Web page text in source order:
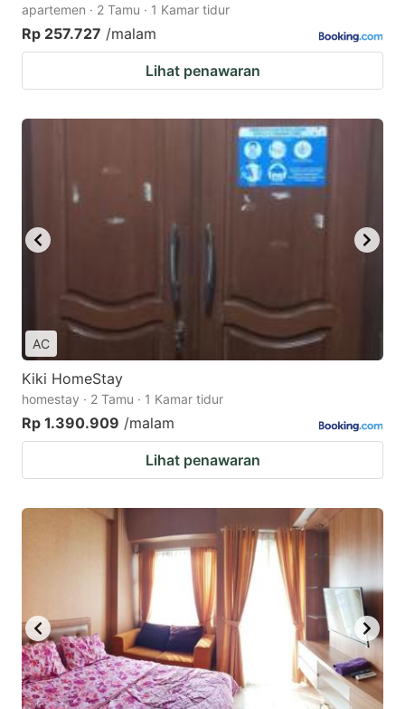
apartemen · 2 Tamu · 1 Kamar tidur
Rp 257.727 /malam
Lihat penawaran
AC
Kiki HomeStay
homestay · 2 Tamu · 1 Kamar tidur
Rp 1.390.909 /malam
Lihat penawaran